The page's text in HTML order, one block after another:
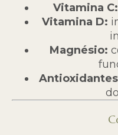
Vitamina C:
Vitamina D:
Magnésio: